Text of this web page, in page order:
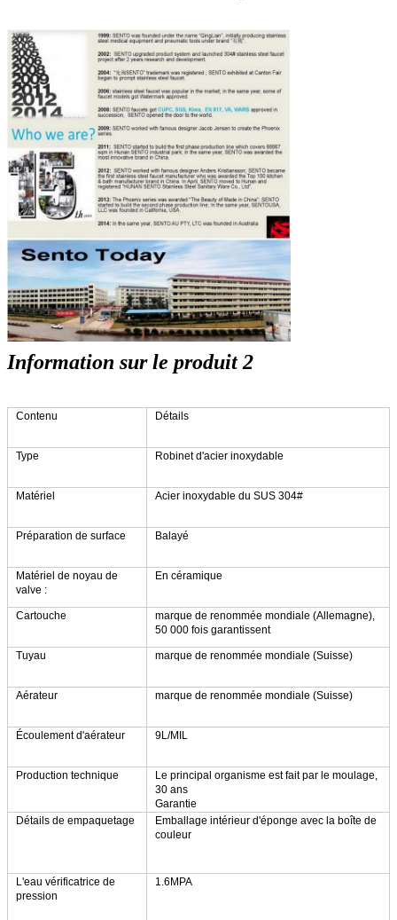
Information sur le produit 2
Contenu Détails
Type Robinet d'acier inoxydable
Matériel Acier inoxydable du SUS 304#
Préparation de surface Balayé
Matériel de noyau de
valve :
En céramique
Cartouche
marque de renommée mondiale (Allemagne),
50 000 fois garantissent
Tuyau marque de renommée mondiale (Suisse)
Aérateur marque de renommée mondiale (Suisse)
Écoulement d'aérateur 9L/MIL
Production technique
Le principal organisme est fait par le moulage,
30 ans
Garantie
Détails de empaquetage
Emballage intérieur d'éponge avec la boîte de
couleur
L'eau vérificatrice de
pression
1.6MPA